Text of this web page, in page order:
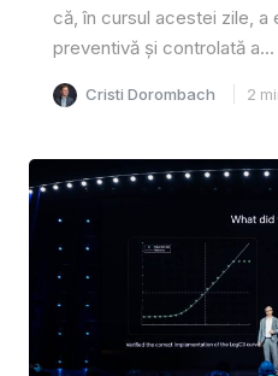
că, în cursul acestei zile, a
preventivă și controlată a...
Cristi Dorombach 2